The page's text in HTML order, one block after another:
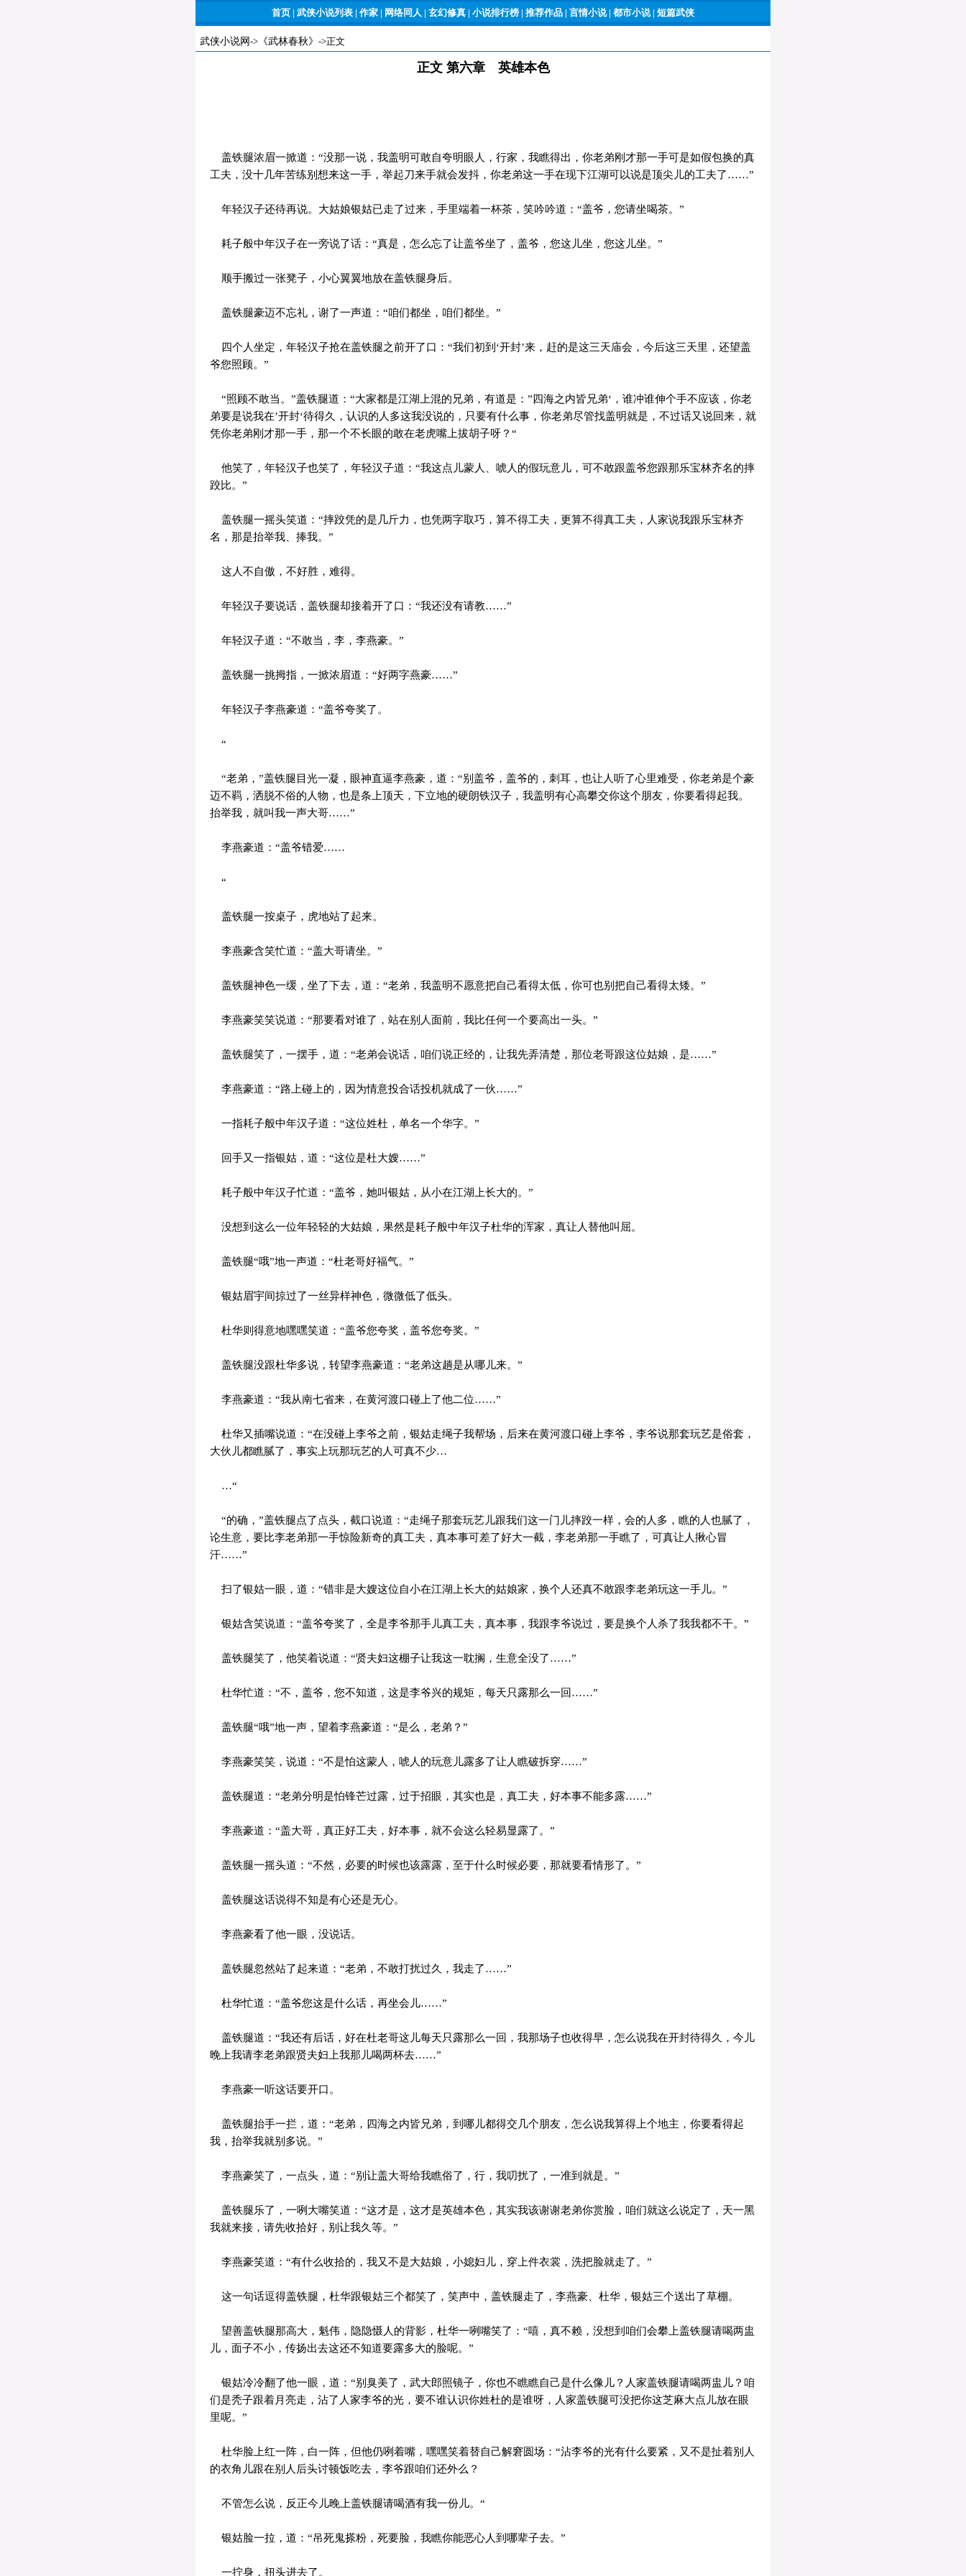
首页 | 武侠小说列表 | 作家 | 网络同人 | 玄幻修真 | 小说排行榜 | 推荐作品 | 言情小说| 都市小说 | 短篇武侠
武侠小说网 -> 《武林春秋》 ->正文
正文 第六章 英雄本色
盖铁腿浓眉一掀道：“没那一说，我盖明可敢自夸明眼人，行家，我瞧得出，你老弟刚才那一手可是如假包换的真
工夫，没十几年苦练别想来这一手，举起刀来手就会发抖，你老弟这一手在现下江湖可以说是顶尖儿的工夫了……”
年轻汉子还待再说。大姑娘银姑已走了过来，手里端着一杯茶，笑吟吟道：“盖爷，您请坐喝茶。”
耗子般中年汉子在一旁说了话：“真是，怎么忘了让盖爷坐了，盖爷，您这儿坐，您这儿坐。”
顺手搬过一张凳子，小心翼翼地放在盖铁腿身后。
盖铁腿豪迈不忘礼，谢了一声道：“咱们都坐，咱们都坐。”
四个人坐定，年轻汉子抢在盖铁腿之前开了口：“我们初到‘开封’来，赶的是这三天庙会，今后这三天里，还望盖
爷您照顾。”
“照顾不敢当。”盖铁腿道：“大家都是江湖上混的兄弟，有道是：”四海之内皆兄弟‘，谁冲谁伸个手不应该，你老
弟要是说我在’开封‘待得久，认识的人多这我没说的，只要有什么事，你老弟尽管找盖明就是，不过话又说回来，就
凭你老弟刚才那一手，那一个不长眼的敢在老虎嘴上拔胡子呀？“
他笑了，年轻汉子也笑了，年轻汉子道：“我这点儿蒙人、唬人的假玩意儿，可不敢跟盖爷您跟那乐宝林齐名的摔
跤比。”
盖铁腿一摇头笑道：“摔跤凭的是几斤力，也凭两字取巧，算不得工夫，更算不得真工夫，人家说我跟乐宝林齐
名，那是抬举我、捧我。”
这人不自傲，不好胜，难得。
年轻汉子要说话，盖铁腿却接着开了口：“我还没有请教……”
年轻汉子道：“不敢当，李，李燕豪。”
盖铁腿一挑拇指，一掀浓眉道：“好两字燕豪……”
年轻汉子李燕豪道：“盖爷夸奖了。
“
“老弟，”盖铁腿目光一凝，眼神直逼李燕豪，道：“别盖爷，盖爷的，刺耳，也让人听了心里难受，你老弟是个豪
迈不羁，洒脱不俗的人物，也是条上顶天，下立地的硬朗铁汉子，我盖明有心高攀交你这个朋友，你要看得起我。
抬举我，就叫我一声大哥……”
李燕豪道：“盖爷错爱……
“
盖铁腿一按桌子，虎地站了起来。
李燕豪含笑忙道：“盖大哥请坐。”
盖铁腿神色一缓，坐了下去，道：“老弟，我盖明不愿意把自己看得太低，你可也别把自己看得太矮。”
李燕豪笑笑说道：“那要看对谁了，站在别人面前，我比任何一个要高出一头。”
盖铁腿笑了，一摆手，道：“老弟会说话，咱们说正经的，让我先弄清楚，那位老哥跟这位姑娘，是……”
李燕豪道：“路上碰上的，因为情意投合话投机就成了一伙……”
一指耗子般中年汉子道：“这位姓杜，单名一个华字。”
回手又一指银姑，道：“这位是杜大嫂……”
耗子般中年汉子忙道：“盖爷，她叫银姑，从小在江湖上长大的。”
没想到这么一位年轻轻的大姑娘，果然是耗子般中年汉子杜华的浑家，真让人替他叫屈。
盖铁腿“哦”地一声道：“杜老哥好福气。”
银姑眉宇间掠过了一丝异样神色，微微低了低头。
杜华则得意地嘿嘿笑道：“盖爷您夸奖，盖爷您夸奖。”
盖铁腿没跟杜华多说，转望李燕豪道：“老弟这趟是从哪儿来。”
李燕豪道：“我从南七省来，在黄河渡口碰上了他二位……”
杜华又插嘴说道：“在没碰上李爷之前，银姑走绳子我帮场，后来在黄河渡口碰上李爷，李爷说那套玩艺是俗套，
大伙儿都瞧腻了，事实上玩那玩艺的人可真不少…
…“
“的确，”盖铁腿点了点头，截口说道：“走绳子那套玩艺儿跟我们这一门儿摔跤一样，会的人多，瞧的人也腻了，
论生意，要比李老弟那一手惊险新奇的真工夫，真本事可差了好大一截，李老弟那一手瞧了，可真让人揪心冒
汗……”
扫了银姑一眼，道：“错非是大嫂这位自小在江湖上长大的姑娘家，换个人还真不敢跟李老弟玩这一手儿。”
银姑含笑说道：“盖爷夸奖了，全是李爷那手儿真工夫，真本事，我跟李爷说过，要是换个人杀了我我都不干。”
盖铁腿笑了，他笑着说道：“贤夫妇这棚子让我这一耽搁，生意全没了……”
杜华忙道：“不，盖爷，您不知道，这是李爷兴的规矩，每天只露那么一回……”
盖铁腿“哦”地一声，望着李燕豪道：“是么，老弟？”
李燕豪笑笑，说道：“不是怕这蒙人，唬人的玩意儿露多了让人瞧破拆穿……”
盖铁腿道：“老弟分明是怕锋芒过露，过于招眼，其实也是，真工夫，好本事不能多露……”
李燕豪道：“盖大哥，真正好工夫，好本事，就不会这么轻易显露了。”
盖铁腿一摇头道：“不然，必要的时候也该露露，至于什么时候必要，那就要看情形了。”
盖铁腿这话说得不知是有心还是无心。
李燕豪看了他一眼，没说话。
盖铁腿忽然站了起来道：“老弟，不敢打扰过久，我走了……”
杜华忙道：“盖爷您这是什么话，再坐会儿……”
盖铁腿道：“我还有后话，好在杜老哥这儿每天只露那么一回，我那场子也收得早，怎么说我在开封待得久，今儿
晚上我请李老弟跟贤夫妇上我那儿喝两杯去……”
李燕豪一听这话要开口。
盖铁腿抬手一拦，道：“老弟，四海之内皆兄弟，到哪儿都得交几个朋友，怎么说我算得上个地主，你要看得起
我，抬举我就别多说。”
李燕豪笑了，一点头，道：“别让盖大哥给我瞧俗了，行，我叨扰了，一准到就是。”
盖铁腿乐了，一咧大嘴笑道：“这才是，这才是英雄本色，其实我该谢谢老弟你赏脸，咱们就这么说定了，天一黑
我就来接，请先收拾好，别让我久等。”
李燕豪笑道：“有什么收拾的，我又不是大姑娘，小媳妇儿，穿上件衣裳，洗把脸就走了。”
这一句话逗得盖铁腿，杜华跟银姑三个都笑了，笑声中，盖铁腿走了，李燕豪、杜华，银姑三个送出了草棚。
望善盖铁腿那高大，魁伟，隐隐慑人的背影，杜华一咧嘴笑了：“嘻，真不赖，没想到咱们会攀上盖铁腿请喝两盅
儿，面子不小，传扬出去这还不知道要露多大的脸呢。”
银姑冷冷翻了他一眼，道：“别臭美了，武大郎照镜子，你也不瞧瞧自己是什么像儿？人家盖铁腿请喝两盅儿？咱
们是秃子跟着月亮走，沾了人家李爷的光，要不谁认识你姓杜的是谁呀，人家盖铁腿可没把你这芝麻大点儿放在眼
里呢。”
杜华脸上红一阵，白一阵，但他仍咧着嘴，嘿嘿笑着替自己解窘圆场：“沾李爷的光有什么要紧，又不是扯着别人
的衣角儿跟在别人后头讨顿饭吃去，李爷跟咱们还外么？
不管怎么说，反正今儿晚上盖铁腿请喝酒有我一份儿。“
银姑脸一拉，道：“吊死鬼搽粉，死要脸，我瞧你能恶心人到哪辈子去。”
一拧身，扭头进去了。